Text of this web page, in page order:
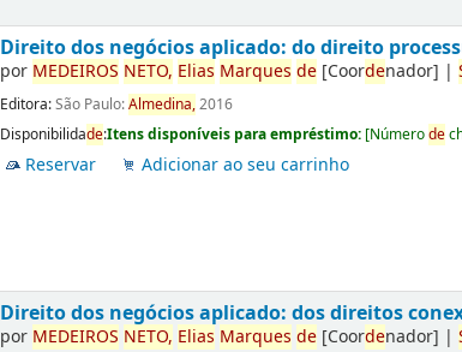
Direito dos negócios aplicado: do direito
por MEDEIROS NETO, Elias Marques de [Coordenador] |
Editora:São Paulo:Almedina,2016
Disponibilidade:Itens disponíveis para empréstimo: [Númerode
Reservar Adicionar ao seu carrinho
Direito dos negócios aplicado: dos direitos
por MEDEIROS NETO, Elias Marques de [Coordenador] |